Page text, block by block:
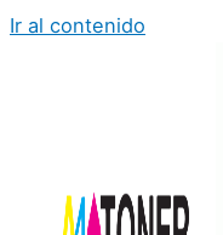
Ir al contenido